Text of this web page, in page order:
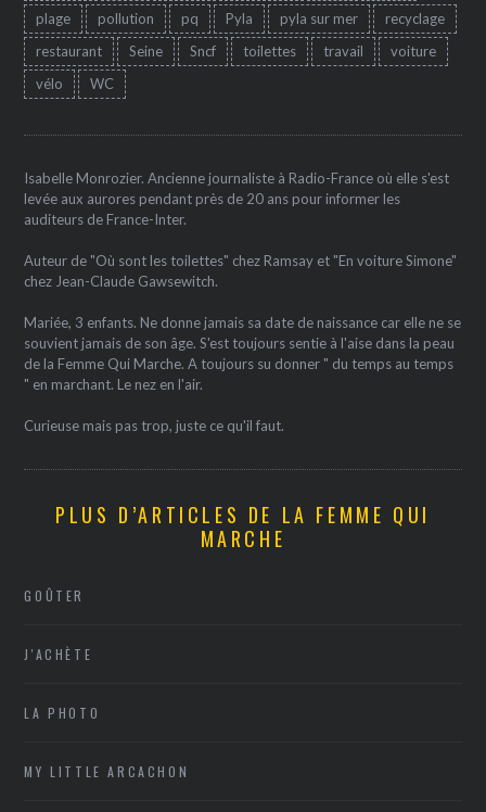
plage
pollution pq Pyla pyla sur mer
recyclage
restaurant
Seine Sncf toilettes travail
voiture
vélo
WC
Isabelle Monrozier. Ancienne journaliste à Radio-France où elle s'est
levée aux aurores pendant près de 20 ans pour informer les
auditeurs de France-Inter.
Auteur de "Où sont les toilettes" chez Ramsay et "En voiture Simone"
chez Jean-Claude Gawsewitch.
Mariée, 3 enfants. Ne donne jamais sa date de naissance car elle ne se
souvient jamais de son âge. S'est toujours sentie à l'aise dans la peau
de la Femme Qui Marche. A toujours su donner " du temps au temps
" en marchant. Le nez en l'air.
Curieuse mais pas trop, juste ce qu'il faut.
PLUS D’ARTICLES DE LA FEMME QUI
MARCHE
GOÛTER
J'ACHÈTE
LA PHOTO
MY LITTLE ARCACHON